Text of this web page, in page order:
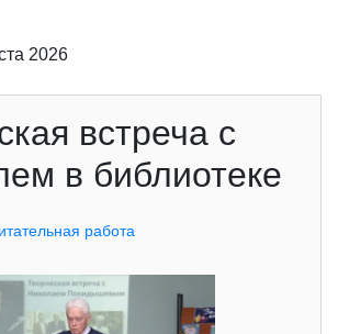
2026
встреча с
в библиотеке
работа